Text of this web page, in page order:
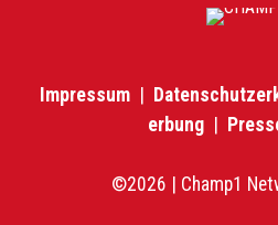
Impressum|
erbung|
©2026 | Champ1